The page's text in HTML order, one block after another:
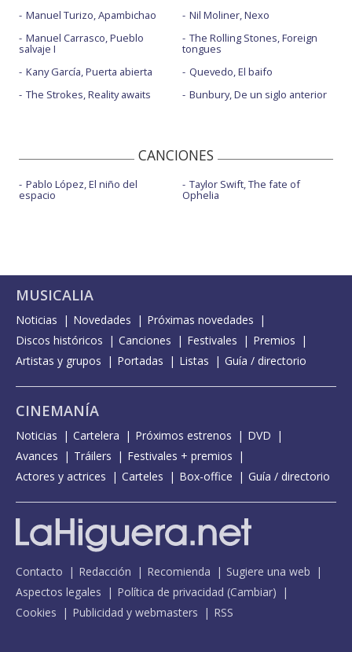
Manuel Turizo, Apambichao
Manuel Carrasco, Pueblo
salvaje I
Kany García, Puerta abierta
The Strokes, Reality awaits
Nil Moliner, Nexo
The Rolling Stones, Foreign
tongues
Quevedo, El baifo
Bunbury, De un siglo anterior
CANCIONES
Pablo López, El niño del
espacio
Taylor Swift, The fate of
Ophelia
MUSICALIA
Noticias Novedades
Próximas novedades
Discos históricos
Canciones Festivales
Premios
Artistas y grupos
Portadas Listas Guía / directorio
CINEMANÍA
Noticias Cartelera Próximos estrenos
DVD
Avances
Tráilers
Festivales + premios
Actores y actrices
Carteles Box-office Guía / directorio
Contacto Redacción Recomienda
Sugiere una web
Aspectos legales
Política de privacidad (Cambiar)
Cookies
Publicidad y webmasters RSS